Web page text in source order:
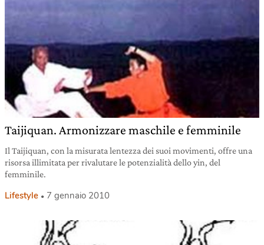
Taijiquan. Armonizzare maschile e femminile
Il Taijiquan, con la misurata lentezza dei suoi movimenti, offre una
risorsa illimitata per rivalutare le potenzialità dello yin, del
femminile.
Lifestyle 7 gennaio 2010